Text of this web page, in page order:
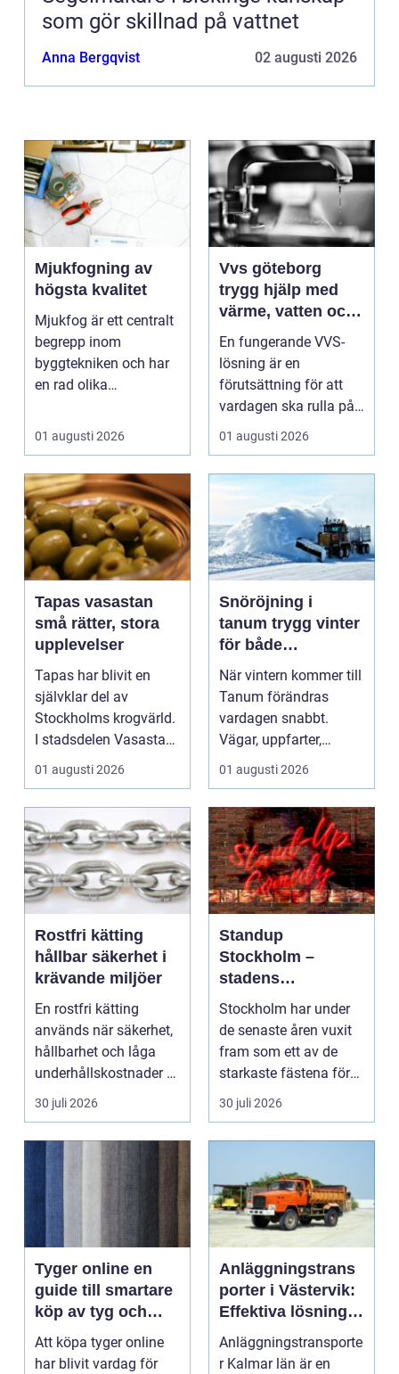
som gör skillnad på vattnet
Anna Bergqvist 02 augusti 2026
Mjukfogning av
högsta kvalitet
Mjukfog är ett centralt
begrepp inom
byggtekniken och har
en rad olika
..
01 augusti 2026
Vvs göteborg
trygg hjälp med
värme, vatten och
sanitet
En fungerande VVS-
lösning är en
förutsättning för att
vardagen ska rulla på.
När värmen strular,
01 augusti 2026
Tapas vasastan
små rätter, stora
upplevelser
Tapas har blivit en
självklar del av
Stockholms krogvärld.
I stadsdelen Vasastan
har utvecklingen gå...
01 augusti 2026
Snöröjning i
tanum trygg vinter
för både
privatpersoner och
företag
När vintern kommer till
Tanum förändras
vardagen snabbt.
Vägar, uppfarter,
parkeringar och
gångvägar...
01 augusti 2026
Rostfri kätting
hållbar säkerhet i
krävande miljöer
En rostfri kätting
används när säkerhet,
hållbarhet och låga
underhållskostnader är
viktigare än läg...
30 juli 2026
Standup
Stockholm –
stadens
vardagsrum för
skratt
Stockholm har under
de senaste åren vuxit
fram som ett av de
starkaste fästena för
s...
30 juli 2026
Tyger online en
guide till smartare
köp av tyg och
hemtextil
Att köpa tyger online
har blivit vardag för
Anläggningstrans
porter i Västervik:
Effektiva lösningar
för bygg och
markarbete
Anläggningstransporte
r Kalmar län är en